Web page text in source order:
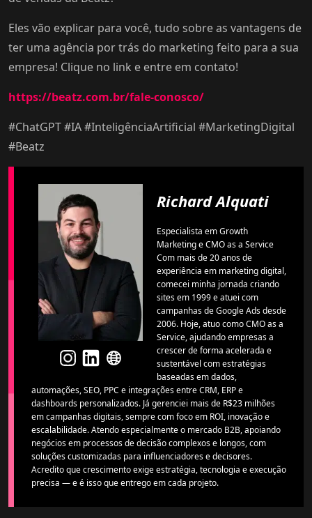
Eles vão explicar para você, tudo sobre as vantagens de
ter uma agência por trás do marketing feito para a sua
empresa! Clique no link e entre em contato!
https://beatz.com.br/fale-conosco/
#ChatGPT #IA #InteligênciaArtificial #MarketingDigital
#Beatz
Richard Alquati
Especialista em Growth
Marketing e CMO as a Service
Com mais de 20 anos de
experiência em marketing digital,
comecei minha jornada criando
sites em 1999 e atuei com
campanhas de Google Ads desde
2006. Hoje, atuo como CMO as a
Service, ajudando empresas a
crescer de forma acelerada e
sustentável com estratégias
baseadas em dados,
automações, SEO, PPC e integrações entre CRM, ERP e
dashboards personalizados. Já gerenciei mais de R$23 milhões
em campanhas digitais, sempre com foco em ROI, inovação e
escalabilidade. Atendo especialmente o mercado B2B, apoiando
negócios em processos de decisão complexos e longos, com
soluções customizadas para influenciadores e decisores.
Acredito que crescimento exige estratégia, tecnologia e execução
precisa — e é isso que entrego em cada projeto.